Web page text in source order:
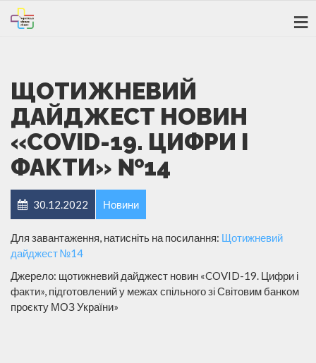
ЩОТИЖНЕВИЙ
ДАЙДЖЕСТ НОВИН
«COVID-19. ЦИФРИ І
ФАКТИ» №14
30.12.2022 Новини
Для завантаження, натисніть на посилання: Щотижневий
дайджест №14
Джерело: щотижневий дайджест новин «COVID-19. Цифри і
факти», підготовлений у межах спільного зі Світовим банком
проєкту МОЗ України»